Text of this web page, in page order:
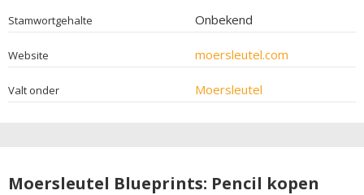
Stamwortgehalte Onbekend
Website moersleutel.com
Valt onder Moersleutel
Moersleutel Blueprints: Pencil kopen